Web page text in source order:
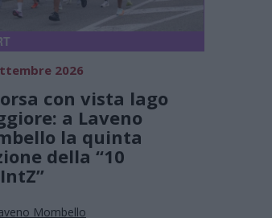
2026
con vista lago
a Laveno
la quinta
della “10
Mombello